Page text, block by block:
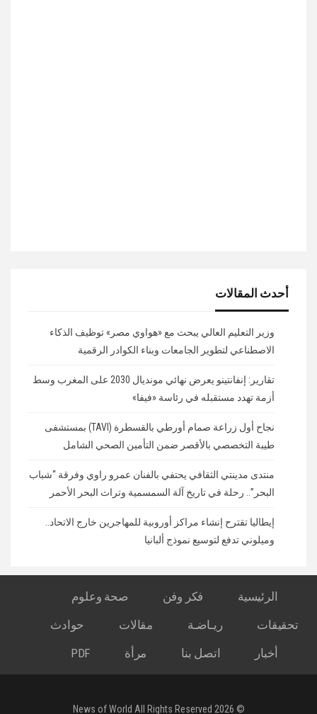
أحدث المقالات
وزير التعليم العالي يبحث مع «هواوي مصر» توظيف الذكاء
الاصطناعي لتطوير الجامعات وبناء الكوادر الرقمية
تقارير: إنفانتينو يعرض نهائي مونديال 2030 على المغرب وسط
أزمة تهدد مستقبله في رئاسة «فيفا»
نجاح أول زراعة صمام أورطي بالقسطرة (TAVI) بمستشفى
طيبة التخصصي بالأقصر ضمن التأمين الصحي الشامل
منتدى مدينتي الثقافي يحتفي بالفنان عمرو راوي وفرقة “شباب
البحر”.. رحلة في تاريخ آلة السمسمية وتراث البحر الأحمر
إيطاليا تقترح إنشاء مراكز أوروبية للمهاجرين خارج الاتحاد..
وميلوني تدفع لتوسيع نموذج ألبانيا
الرئيسية فكر وفن
صحة وعلوم
تحقيقات
ريـاضـة مقالات
حوادث
أخبار
اتصل بنا مرأة PDF
© 2026 News of World All Rights Reserved